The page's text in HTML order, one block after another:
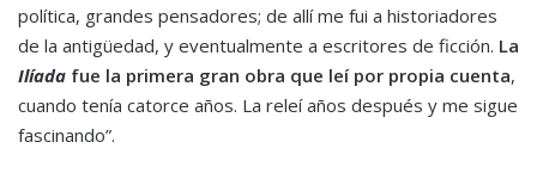
política, grandes pensadores; de allí me fui a historiadores
de la antigüedad, y eventualmente a escritores de ficción. La
Ilíada fue la primera gran obra que leí por propia cuenta,
cuando tenía catorce años. La releí años después y me sigue
fascinando”.